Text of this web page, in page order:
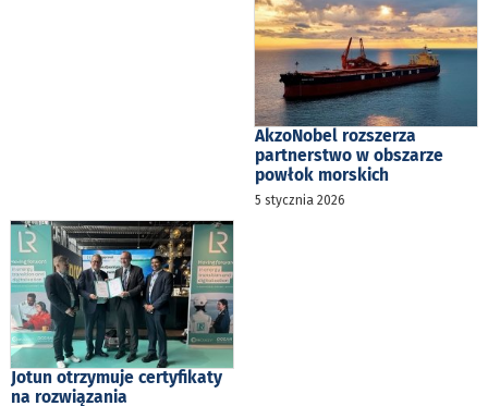
AkzoNobel rozszerza
partnerstwo w obszarze
powłok morskich
5 stycznia 2026
Jotun otrzymuje certyfikaty
na rozwiązania